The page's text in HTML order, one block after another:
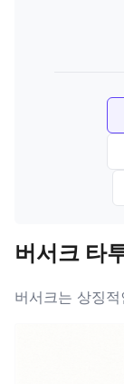
버서크 타
버서크는 상징